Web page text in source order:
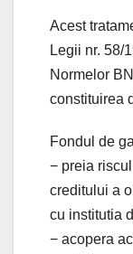
Acest
Legii nr. 58/
Normelor
constituirea
Fondul de
− preia
creditului a
cu institutia
− acopera